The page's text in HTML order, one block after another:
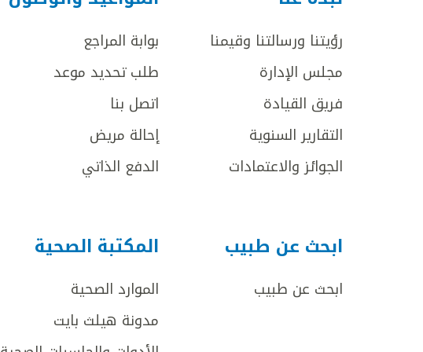
رؤيتنا ورسالتنا وقيمنا
مجلس الإدارة
فريق القيادة
التقارير السنوية
الجوائز والاعتمادات
بوابة المراجع
طلب تحديد موعد
اتصل بنا
إحالة مريض
الدفع الذاتي
ابحث عن طبيب
ابحث عن طبيب
المكتبة الصحية
الموارد الصحية
مدونة هيلث بايت